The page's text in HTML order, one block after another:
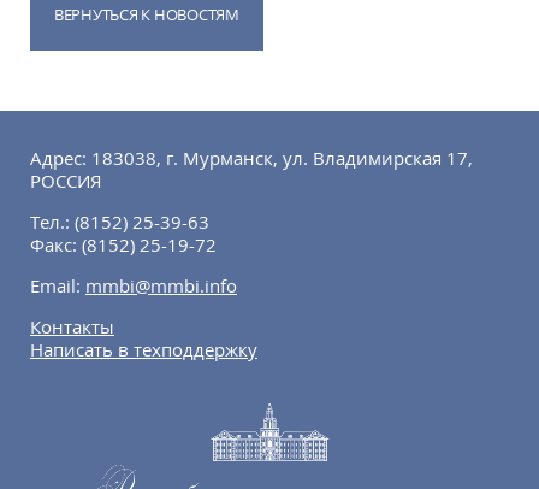
ВЕРНУТЬСЯ К НОВОСТЯМ
Адрес: 183038, г. Мурманск, ул. Владимирская 17,
РОССИЯ
Тел.: (8152) 25-39-63
Факс: (8152) 25-19-72
Email: mmbi@mmbi.info
Контакты
Написать в техподдержку